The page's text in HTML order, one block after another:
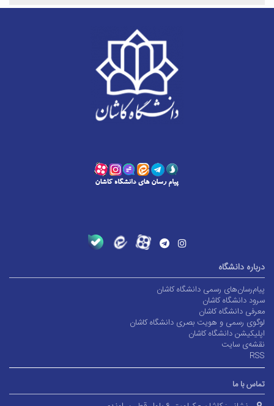
درباره دانشگاه
پیام‌رسان‌های رسمی دانشگاه کاشان
سرود دانشگاه کاشان
معرفی دانشگاه کاشان
لوگوی رسمی و هویت بصری دانشگاه کاشان
اپلیکیشن دانشگاه کاشان
نقشه‌ی سایت
RSS
تماس با ما